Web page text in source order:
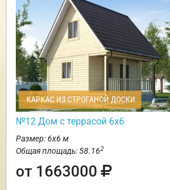
КАРКАС ИЗ СТРОГАНОЙ ДОСКИ
№12 Дом с террасой 6х6
Размер: 6х6 м
Общая площадь: 58.162
от 1663000